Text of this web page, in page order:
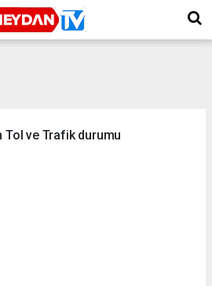
Tol ve Trafik durumu